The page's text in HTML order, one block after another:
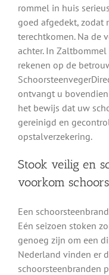
rommel in huis
goed afgedekt, zodat
terechtkomen. Na de
achter. In
rekenen op de
ontvangt u
het bewijs dat uw
gereinigd en
opstalverzekering.
Stook veilig en
voorkom
Een
Eén seizoen stoken
genoeg zijn om een
Nederland vinden er
schoorsteenbranden